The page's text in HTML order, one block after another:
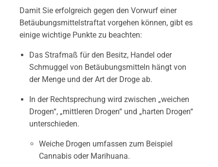
Damit Sie erfolgreich gegen den Vorwurf einer
Betäubungsmittelstraftat vorgehen können, gibt es
einige wichtige Punkte zu beachten:
Das Strafmaß für den Besitz, Handel oder
Schmuggel von Betäubungsmitteln hängt von
der Menge und der Art der Droge ab.
In der Rechtsprechung wird zwischen „weichen
Drogen“, „mittleren Drogen“ und „harten Drogen“
unterschieden.
Weiche Drogen umfassen zum Beispiel
Cannabis oder Marihuana.